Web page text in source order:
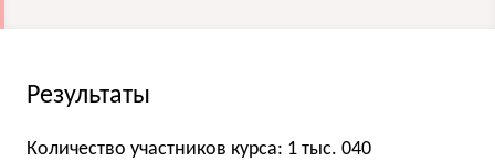
Результаты
Количество участников курса: 1 тыс. 040